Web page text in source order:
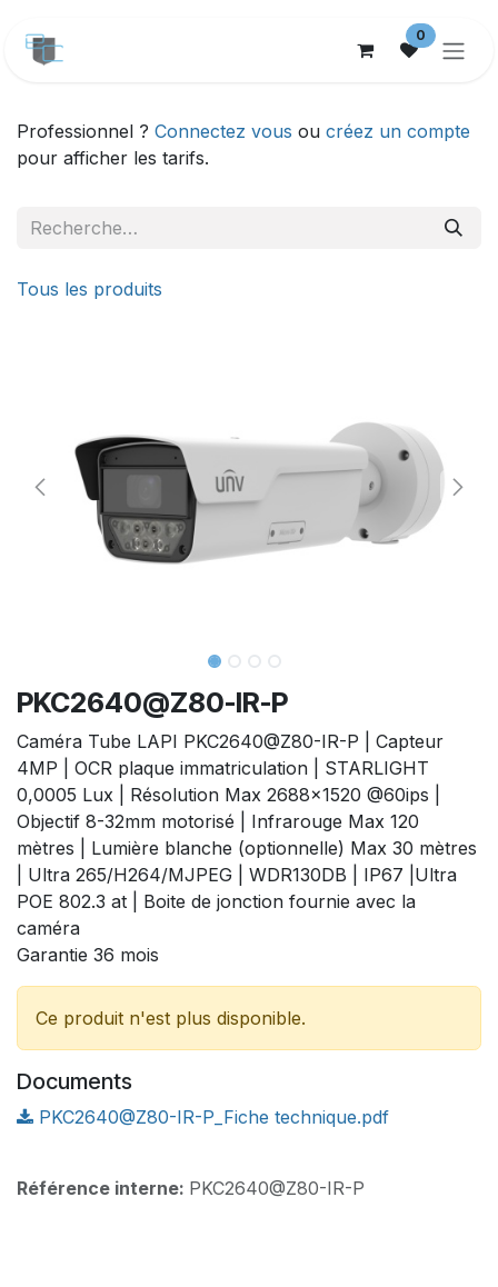
0
Professionnel ? Connectez vous ou créez un compte
pour afficher les tarifs.
Tous les produits
PKC2640@Z80-IR-P
Caméra Tube LAPI PKC2640@Z80-IR-P | Capteur
4MP | OCR plaque immatriculation | STARLIGHT
0,0005 Lux | Résolution Max 2688x1520 @60ips |
Objectif 8-32mm motorisé | Infrarouge Max 120
mètres | Lumière blanche (optionnelle) Max 30 mètres
| Ultra 265/H264/MJPEG | WDR130DB | IP67 |Ultra
POE 802.3 at | Boite de jonction fournie avec la
caméra
Garantie 36 mois
Ce produit n'est plus disponible.
Documents
PKC2640@Z80-IR-P_Fiche technique.pdf
Référence interne: PKC2640@Z80-IR-P